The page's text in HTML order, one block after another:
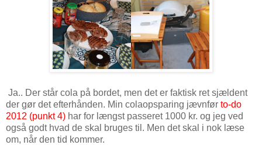
Ja.. Der står cola på bordet, men det er faktisk ret sjældent
der gør det efterhånden. Min colaopsparing jævnfør to-do
2012 (punkt 4) har for længst passeret 1000 kr. og jeg ved
også godt hvad de skal bruges til. Men det skal i nok læse
om, når den tid kommer.